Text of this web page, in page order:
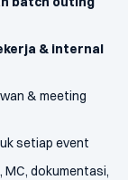
& internal
& meeting
setiap event
dokumentasi,